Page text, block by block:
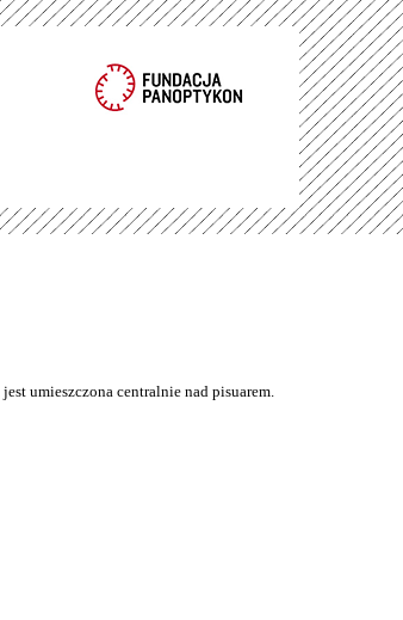
umieszczona centralnie nad pisuarem.